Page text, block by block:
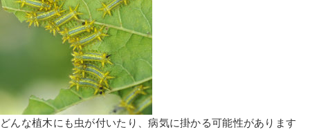
どんな植木にも虫が付いたり、病気に掛かる可能性があります